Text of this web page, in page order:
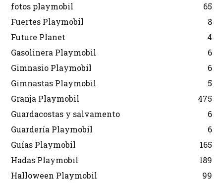
fotos playmobil
65
Fuertes Playmobil
8
Future Planet
4
Gasolinera Playmobil
6
Gimnasio Playmobil
6
Gimnastas Playmobil
5
Granja Playmobil
475
Guardacostas y salvamento
6
Guardería Playmobil
6
Guías Playmobil
165
Hadas Playmobil
189
Halloween Playmobil
99